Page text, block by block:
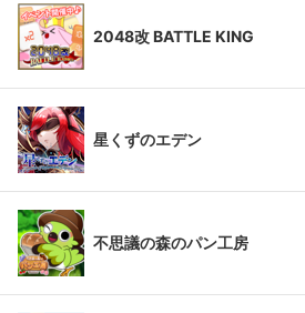
2048改 BATTLE KING
星くずのエデン
不思議の森のパン工房